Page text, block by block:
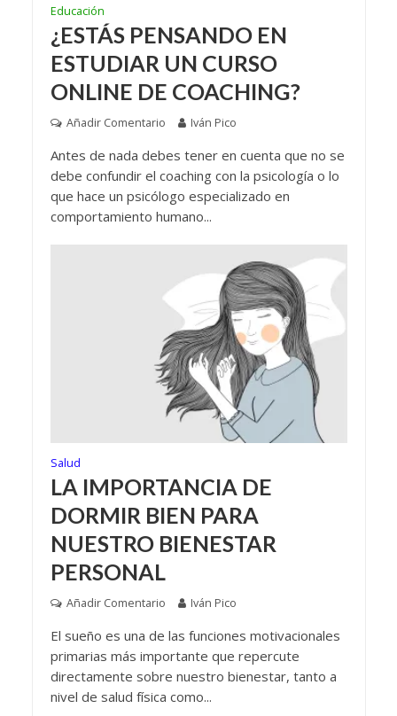
Educación
¿ESTÁS PENSANDO EN
ESTUDIAR UN CURSO
ONLINE DE COACHING?
Añadir Comentario Iván Pico
Antes de nada debes tener en cuenta que no se
debe confundir el coaching con la psicología o lo
que hace un psicólogo especializado en
comportamiento humano...
Salud
LA IMPORTANCIA DE
DORMIR BIEN PARA
NUESTRO BIENESTAR
PERSONAL
Añadir Comentario Iván Pico
El sueño es una de las funciones motivacionales
primarias más importante que repercute
directamente sobre nuestro bienestar, tanto a
nivel de salud física como...